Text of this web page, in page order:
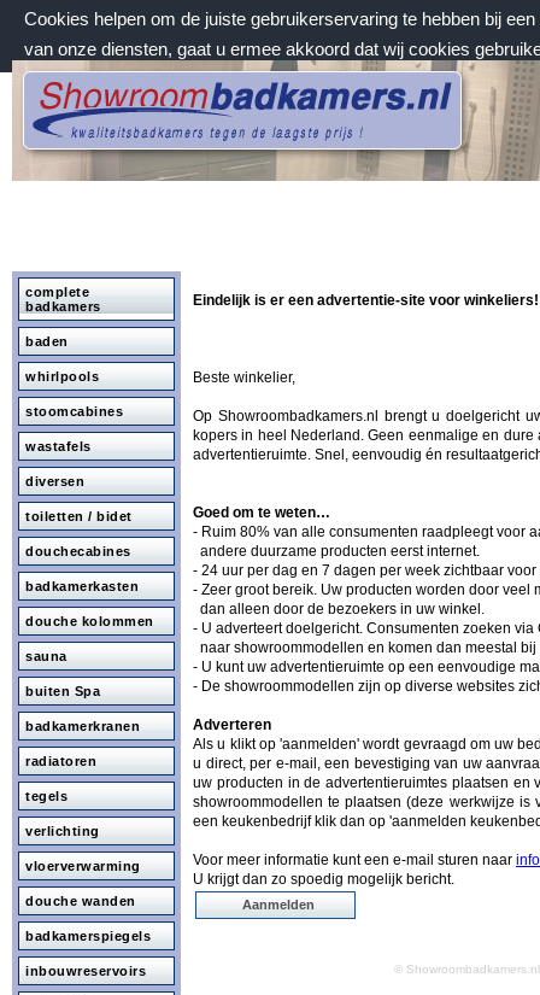
Cookies helpen om de juiste gebruikerservaring te hebben bij
van onze diensten, gaat u ermee akkoord dat wij cookies
vrijdag 7 augustus 2026, 23:38 uur
Welkom bij Showroombadkamers.nl
complete
badkamers
baden
whirlpools
stoomcabines
wastafels
diversen
toiletten / bidet
douchecabines
badkamerkasten
douche kolommen
sauna
buiten Spa
badkamerkranen
radiatoren
tegels
verlichting
vloerverwarming
douche wanden
badkamerspiegels
inbouwreservoirs
Eindelijk is er een advertentie-site voor
Beste winkelier,
Op Showroombadkamers.nl brengt u doelgericht
kopers in heel Nederland. Geen eenmalige en
advertentieruimte. Snel, eenvoudig én
Goed om te weten…
- Ruim 80% van alle consumenten raadpleegt voor
andere duurzame producten eerst internet.
- 24 uur per dag en 7 dagen per week zichtbaar
- Zeer groot bereik. Uw producten worden door
dan alleen door de bezoekers in uw winkel.
- U adverteert doelgericht. Consumenten zoeken
naar showroommodellen en komen dan meestal
- U kunt uw advertentieruimte op een eenvoudige
- De showroommodellen zijn op diverse websites
Adverteren
Als u klikt op 'aanmelden' wordt gevraagd om uw
u direct, per e-mail, een bevestiging van uw
uw producten in de advertentieruimtes plaatsen
showroommodellen te plaatsen (deze werkwijze
een keukenbedrijf klik dan op 'aanmelden
Voor meer informatie kunt een e-mail sturen naar
U krijgt dan zo spoedig mogelijk bericht.
Aanmelden
©